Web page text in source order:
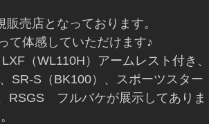
売店となっております。
て体感していただけます♪
（WL110H）アームレスト付き、
SR-S（BK100）、スポーツスター
RSGS フルバケが展示してありま